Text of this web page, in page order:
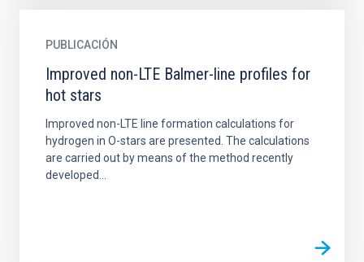
PUBLICACIÓN
Improved non-LTE Balmer-line profiles for
hot stars
Improved non-LTE line formation calculations for
hydrogen in O-stars are presented. The calculations
are carried out by means of the method recently
developed...